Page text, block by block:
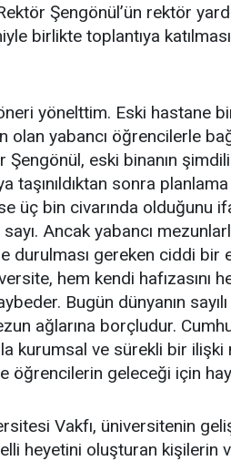
Şengönül’ün rektör
birlikte toplantıya
yönelttim. Eski hastane
olan yabancı öğrencilerle
Şengönül, eski binanın
taşınıldıktan sonra
üç bin civarında olduğunu
Ancak yabancı
durulması gereken ciddi bir
hem kendi hafızasını
Bugün dünyanın
ağlarına borçludur.
kurumsal ve sürekli bir ilişki
öğrencilerin geleceği için
Vakfı, üniversitenin
heyetini oluşturan kişilerin